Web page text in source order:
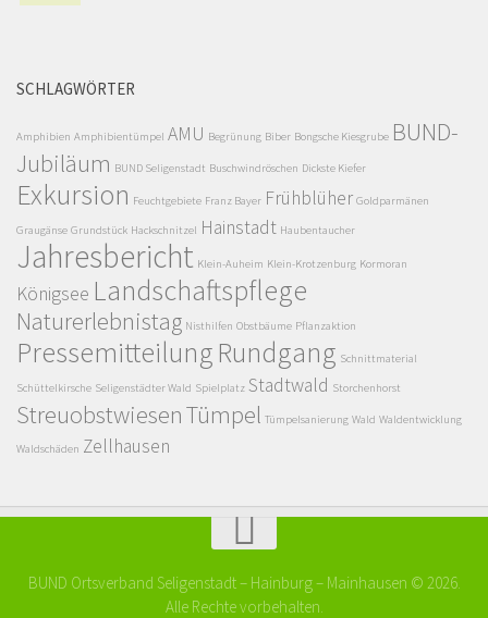
SCHLAGWÖRTER
Amphibien Amphibientümpel AMU Begrünung Biber Bongsche Kiesgrube BUND-
Jubiläum BUND Seligenstadt Buschwindröschen Dickste Kiefer
Exkursion Feuchtgebiete Franz Bayer Frühblüher Goldparmänen
Graugänse Grundstück Hackschnitzel Hainstadt Haubentaucher
Jahresbericht Klein-Auheim Klein-Krotzenburg Kormoran
Königsee Landschaftspflege
Naturerlebnistag Nisthilfen Obstbäume Pflanzaktion
Pressemitteilung Rundgang Schnittmaterial
Schüttelkirsche Seligenstädter Wald Spielplatz Stadtwald Storchenhorst
StreuobstwiesenTümpel Tümpelsanierung Wald Waldentwicklung
Waldschäden Zellhausen
BUND Ortsverband Seligenstadt – Hainburg – Mainhausen © 2026.
Alle Rechte vorbehalten.